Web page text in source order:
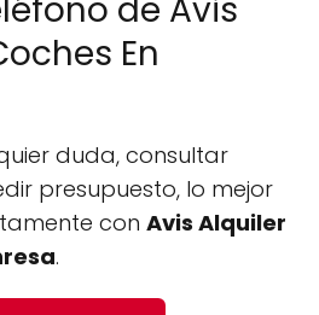
de Avis
En
duda, consultar
presupuesto, lo mejor
con Avis Alquiler
.